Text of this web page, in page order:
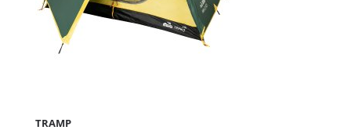
TRAMP